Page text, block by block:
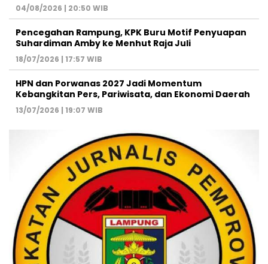
04/08/2026 | 20:50 WIB
Pencegahan Rampung, KPK Buru Motif Penyuapan
Suhardiman Amby ke Menhut Raja Juli
18/07/2026 | 17:57 WIB
HPN dan Porwanas 2027 Jadi Momentum
Kebangkitan Pers, Pariwisata, dan Ekonomi Daerah
13/07/2026 | 19:07 WIB